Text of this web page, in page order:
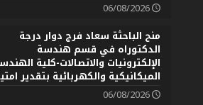
06/08/2026
منح الباحثة سعاد فرج دوار درجة
الدكتوراه في قسم هندسة
الإلكترونيات والاتصالات-كلية
الميكانيكية والكهربائية بتقدير
06/08/2026